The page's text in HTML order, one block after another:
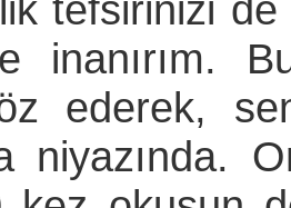
inanırım.
ederek,
niyazında.